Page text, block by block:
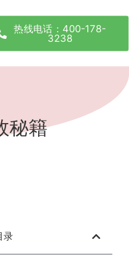
热线电话：400-178-
3238
秘籍
录